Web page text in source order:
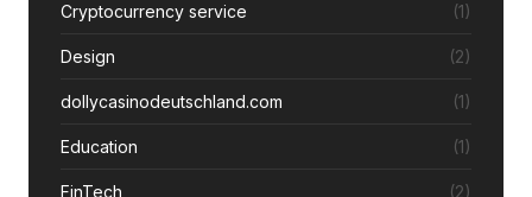
Cryptocurrency service (1)
Design (2)
dollycasinodeutschland.com (1)
Education (1)
FinTech (2)